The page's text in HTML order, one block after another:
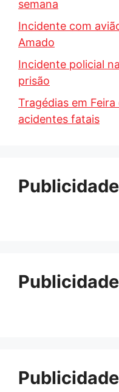
semana
Incidente com
Amado
Incidente policial
prisão
Tragédias em
acidentes fatais
Publicidade
Publicidade
Publicidade